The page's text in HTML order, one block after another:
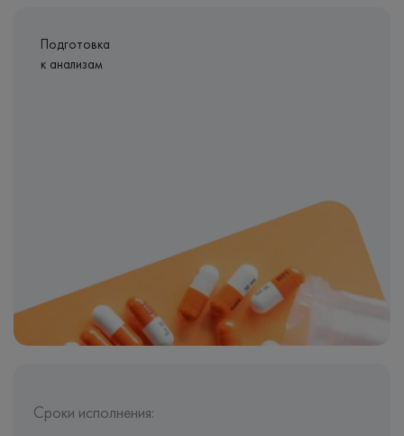
Подготовка
к анализам
Сроки исполнения: